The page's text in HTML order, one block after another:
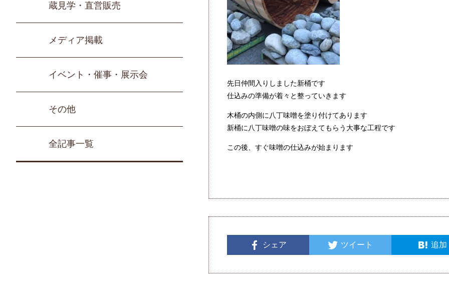
蔵見学・直営販売
メディア掲載
イベント・催事・展示会
その他
全記事一覧
先日仲間入りしました新桶です
仕込みの準備が着々と整っていきます
木桶の内側に八丁味噌を塗り付けてあります
新桶に八丁味噌の味をおぼえてもらう大事な工程です
この後、すぐ味噌の仕込みが始まります
シェア ツイート 追加